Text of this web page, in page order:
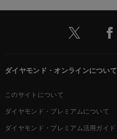
ダイヤモンド・オンラインについて
このサイトについて
ダイヤモンド・プレミアムについて
ダイヤモンド・プレミアム活用ガイド